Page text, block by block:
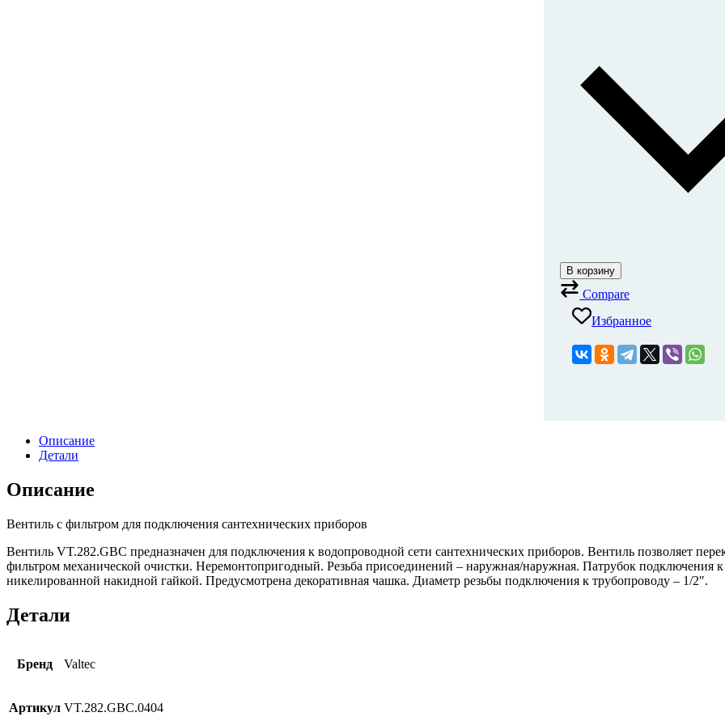
В корзину
Compare
Избранное
Описание
Детали
Описание
Вентиль с фильтром для подключения сантехнических приборов
Вентиль VT.282.GBC предназначен для подключения к водопроводной сети сантехнических приборов. Вентиль позволяет
фильтром механической очистки. Неремонтопригодный. Резьба присоединений – наружная/наружная. Патрубок подключения
никелированной накидной гайкой. Предусмотрена декоративная чашка. Диаметр резьбы подключения к трубопроводу – 1/2″.
Детали
Бренд Valtec
Артикул VT.282.GBC.0404